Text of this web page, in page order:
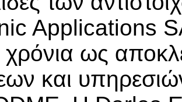
Applications
ως
και